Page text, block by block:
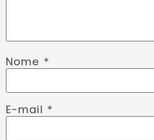
Nome *
E-mail *